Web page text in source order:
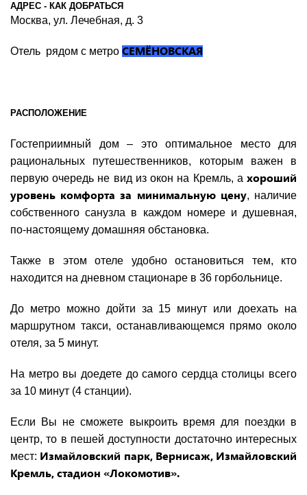
АДРЕС - КАК ДОБРАТЬСЯ
Москва, ул. Лечебная, д. 3
Отель рядом с метро СЕМЁНОВСКАЯ
РАСПОЛОЖЕНИЕ
Гостеприимный дом – это оптимальное место для
рациональных путешественников, которым важен в
первую очередь не вид из окон на Кремль, а хороший
уровень комфорта за минимальную цену, наличие
собственного санузла в каждом номере и душевная,
по-настоящему домашняя обстановка.
Также в этом отеле удобно остановиться тем, кто
находится на дневном стационаре в 36 горбольнице.
До метро можно дойти за 15 минут или доехать на
маршрутном такси, останавливающемся прямо около
отеля, за 5 минут.
На метро вы доедете до самого сердца столицы всего
за 10 минут (4 станции).
Если Вы не сможете выкроить время для поездки в
центр, то в пешей доступности достаточно интересных
мест: Измайловский парк, Вернисаж, Измайловский
Кремль, стадион «Локомотив».